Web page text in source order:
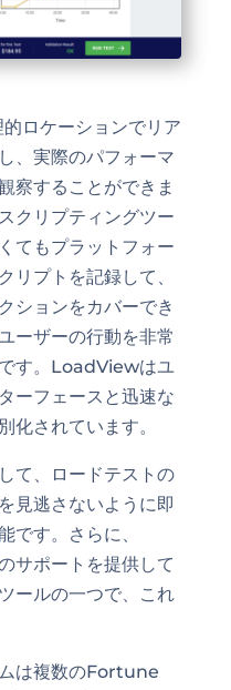
ロケーションでリア
、実際のパフォーマ
察することができま
クリプティングツー
てもプラットフォー
リプトを記録して、
ションをカバーでき
ーザーの行動を非常
す。LoadViewはユ
ーフェースと迅速な
化されています。
て、ロードテストの
見逃さないように即
です。さらに、
サポートを提供して
ールの一つで、これ
は複数のFortune